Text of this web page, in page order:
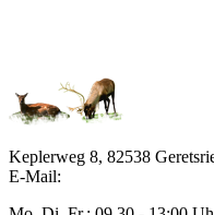
Keplerweg 8, 82538
E-Mail: